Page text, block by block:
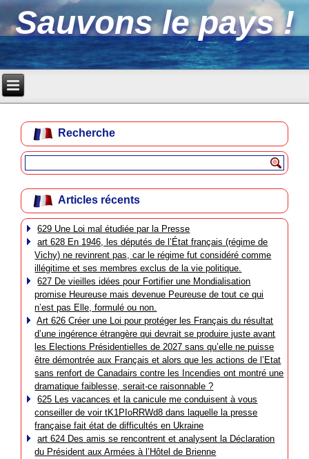
Sauvons le pays !
Recherche
Articles récents
629 Une Loi mal étudiée par la Presse
art 628 En 1946, les députés de l’État français (régime de
Vichy) ne revinrent pas, car le régime fut considéré comme
illégitime et ses membres exclus de la vie politique.
627 De vieilles idées pour Fortifier une Mondialisation
promise Heureuse mais devenue Peureuse de tout ce qui
n’est pas Elle, formulé ou non.
Art 626 Créer une Loi pour protéger les Français du résultat
d’une ingérence étrangère qui devrait se produire juste avant
les Elections Présidentielles de 2027 sans qu’elle ne puisse
être démontrée aux Français et alors que les actions de l’Etat
sans renfort de Canadairs contre les Incendies ont montré une
dramatique faiblesse, serait-ce raisonnable ?
625 Les vacances et la canicule me conduisent à vous
conseiller de voir tK1PIoRRWd8 dans laquelle la presse
française fait état de difficultés en Ukraine
art 624 Des amis se rencontrent et analysent la Déclaration
du Président aux Armées à l’Hôtel de Brienne